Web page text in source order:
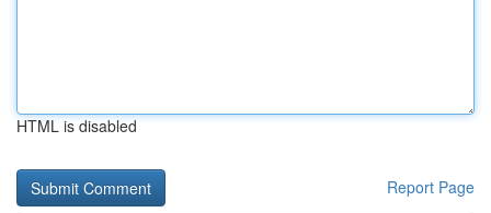
HTML is disabled
Report Page